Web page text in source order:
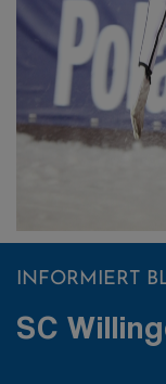
INFORMIERT
SC